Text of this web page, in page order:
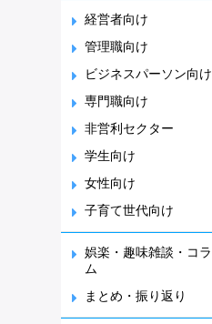
経営者向け
管理職向け
ビジネスパーソン向け
専門職向け
非営利セクター
学生向け
女性向け
子育て世代向け
娯楽・趣味雑談・コラ
ム
まとめ・振り返り